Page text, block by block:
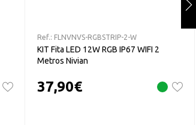
Ref.: FLNVNVS-RGBSTRIP-2-W
KIT Fita LED 12W RGB IP67 WIFI 2
Metros Nivian
37,90€